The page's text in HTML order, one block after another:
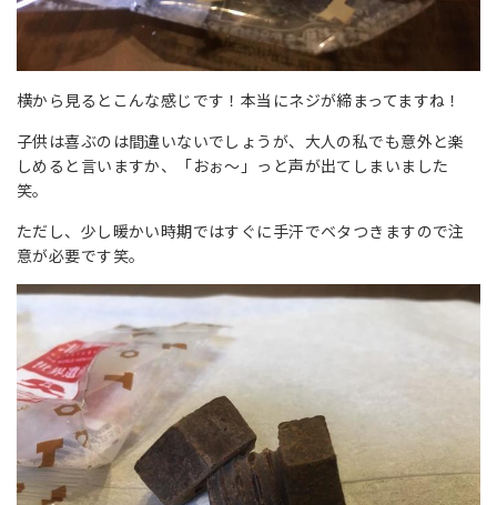
横から見るとこんな感じです！本当にネジが締まってますね！
子供は喜ぶのは間違いないでしょうが、大人の私でも意外と楽
しめると言いますか、「おぉ～」っと声が出てしまいました
笑。
ただし、少し暖かい時期ではすぐに手汗でベタつきますので注
意が必要です笑。